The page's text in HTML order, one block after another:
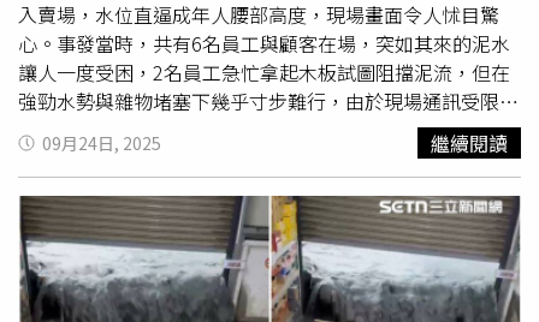
入賣場，水位直逼成年人腰部高度，現場畫面令人怵目驚
心。事發當時，共有6名員工與顧客在場，突如其來的泥水
讓人一度受困，2名員工急忙拿起木板試圖阻擋泥流，但在
強勁水勢與雜物堵塞下幾乎寸步難行，由於現場通訊受限，
他們僅能透過LINE向外界報平安，甚至得靠親友代為上網
求救；幸好，在等待救援期間，所有人員先行撤至2樓暫
避，最終於23日晚間10點左右，全數安全撤離，並分別返
家或安置於收容所。全聯公司表示，在確認門市人員與顧客
均無生命危險後，立即啟動緊急應變機制，調度鄰近門市及
總部物資與物流車輛，趕赴災區支援，截至24日清晨7點，
已陸續送達四批物資至花蓮縣政府大進國小收容中心，物資
09月24日, 2025 繼續閱讀